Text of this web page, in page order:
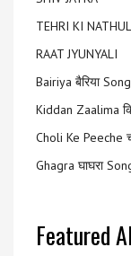
TEHRI KI
RAAT JYUNYALI
Bairiya बैरिया
Kiddan Zaalima
Choli Ke Peeche
Ghagra घाघरा
Featured